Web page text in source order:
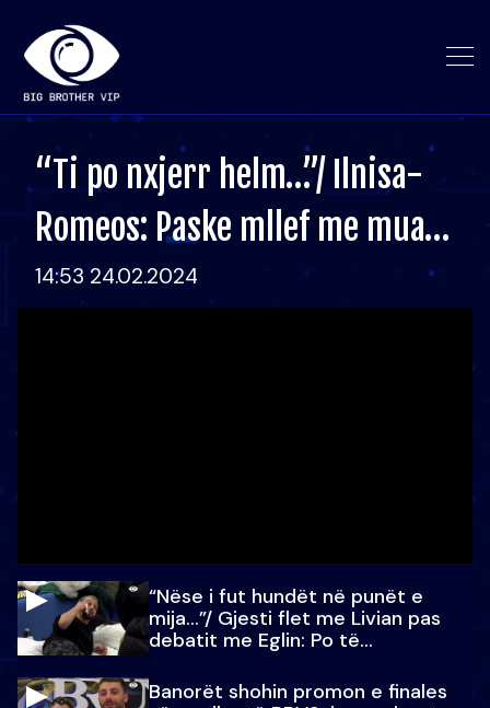
“Ti po nxjerr helm…”/ Ilnisa-
Romeos: Paske mllef me mua…
14:53 24.02.2024
“Nëse i fut hundët në punët e
mija…”/ Gjesti flet me Livian pas
debatit me Eglin: Po të
Banorët shohin promon e finales